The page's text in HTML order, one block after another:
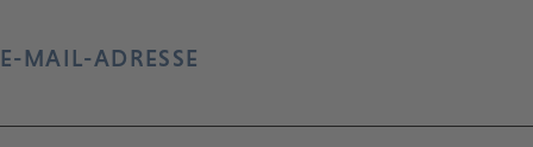
E-MAIL-ADRESSE